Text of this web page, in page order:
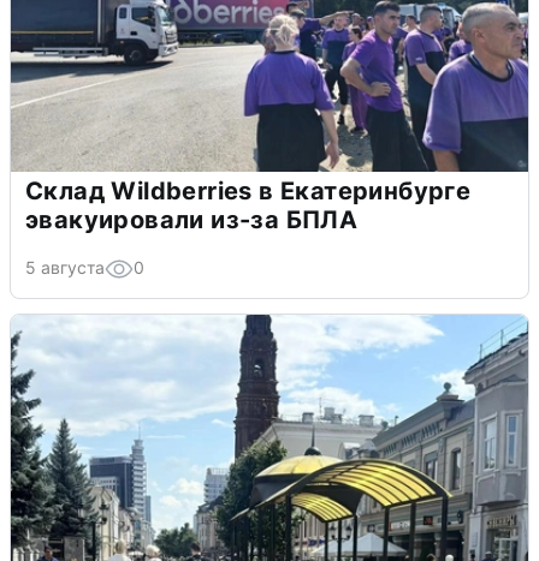
Склад Wildberries в Екатеринбурге
эвакуировали из-за БПЛА
5 августа 0